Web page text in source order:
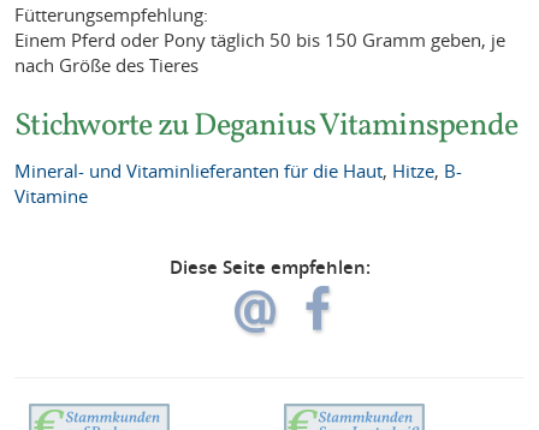
Fütterungsempfehlung:
Einem Pferd oder Pony täglich 50 bis 150 Gramm geben, je
nach Größe des Tieres
Stichworte zu Deganius Vitaminspende
Mineral- und Vitaminlieferanten für die Haut, Hitze, B-
Vitamine
Diese Seite empfehlen: